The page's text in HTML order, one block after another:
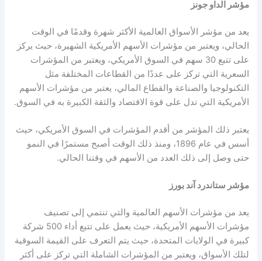
مؤشر الداو جونز
يعد من مؤشر الأسواق العالميةالأكثر شهرة وقدمًا في الوقت
الحالي، ويعتبر من مؤشرات الأسهم الأمريكيةالشهيرة، حيث يركز
على تتبع 30 سهم في السوق الأمريكي، ويعتبر من المؤشرات
السعرية التي تركز على عددًا من القطاعات المختلفة مثل
التكنولوجيا والصناعة والقطاع المالي، يعتبر من مؤشرات الأسهم
الأمريكيةالتي تدل على قوة الاقتصاد والثقة الكبيرة به في السوق.
يعتبر ذلك المؤشر من أقدم المؤشرات في السوق الأمريكي، حيث
أسس في عام 1896، ومنذ ذلك الوقت أصبح مستمرًا في النمو
حتى وصل إلى ذلك العدد من الأسهم في وقتنا الحالي.
مؤشر ستاندرد آند بورز
يعد من مؤشرات الأسهمالعالمية والتي تنتمي إلى تصنيف
مؤشرات الأسهم الأمريكية
، حيث يعمل على تتبع أداء 500 شركة
كبيرة في الولايات المتحدة، حيث يتم التعرف على القيمة السوقية
لتلك الأسواق، ويعتبر من المؤشرات الشاملة التي تركز على أكثر